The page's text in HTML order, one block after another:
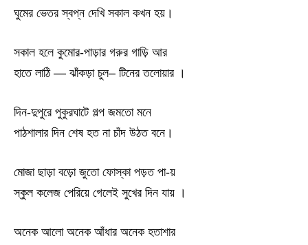
ঘুমের ভেতর স্বপ্ন দেখি সকাল কখন হয়।
সকাল হলে কুমোর-পাড়ার গরুর গাড়ি আর
হাতে লাঠি — ঝাঁকড়া চুল– টিনের তলোয়ার ।
দিন-দুপুরে পুকুরঘাটে গল্প জমতো মনে
পাঠশালার দিন শেষ হত না চাঁদ উঠত বনে।
মোজা ছাড়া বড়ো জুতো ফোস্কা পড়ত পা-য়
স্কুল কলেজ পেরিয়ে গেলেই সুখের দিন যায় ।
অনেক আলো অনেক আঁধার অনেক হতাশার